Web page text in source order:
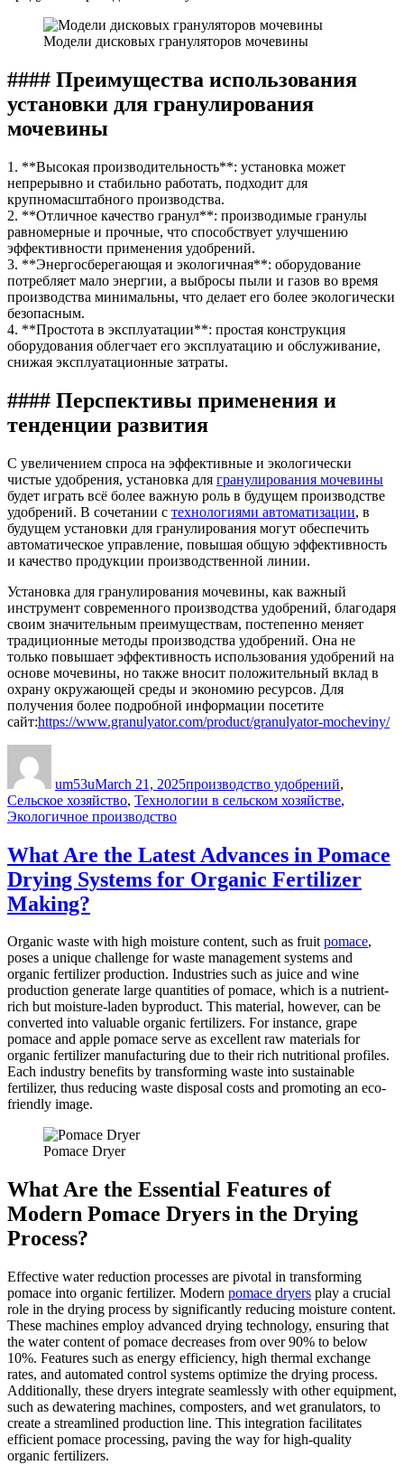
Модели дисковых грануляторов мочевины
#### Преимущества использования
установки для гранулирования
мочевины
1. **Высокая производительность**: установка может
непрерывно и стабильно работать, подходит для
крупномасштабного производства.
2. **Отличное качество гранул**: производимые гранулы
равномерные и прочные, что способствует улучшению
эффективности применения удобрений.
3. **Энергосберегающая и экологичная**: оборудование
потребляет мало энергии, а выбросы пыли и газов во время
производства минимальны, что делает его более экологически
безопасным.
4. **Простота в эксплуатации**: простая конструкция
оборудования облегчает его эксплуатацию и обслуживание,
снижая эксплуатационные затраты.
#### Перспективы применения и
тенденции развития
С увеличением спроса на эффективные и экологически
чистые удобрения, установка для гранулирования мочевины
будет играть всё более важную роль в будущем производстве
удобрений. В сочетании с технологиями автоматизации, в
будущем установки для гранулирования могут обеспечить
автоматическое управление, повышая общую эффективность
и качество продукции производственной линии.
Установка для гранулирования мочевины, как важный
инструмент современного производства удобрений, благодаря
своим значительным преимуществам, постепенно меняет
традиционные методы производства удобрений. Она не
только повышает эффективность использования удобрений на
основе мочевины, но также вносит положительный вклад в
охрану окружающей среды и экономию ресурсов. Для
получения более подробной информации посетите
сайт:https://www.granulyator.com/product/granulyator-mocheviny/
um53uMarch 21, 2025производство удобрений,
Сельское хозяйство, Технологии в сельском хозяйстве,
Экологичное производство
What Are the Latest Advances in Pomace
Drying Systems for Organic Fertilizer
Making?
Organic waste with high moisture content, such as fruitpomace,
poses a unique challenge for waste management systems and
organic fertilizer production. Industries such as juice and wine
production generate large quantities of pomace, which is a nutrient-
rich but moisture-laden byproduct. This material, however, can be
converted into valuable organic fertilizers. For instance, grape
pomace and apple pomace serve as excellent raw materials for
organic fertilizer manufacturing due to their rich nutritional profiles.
Each industry benefits by transforming waste into sustainable
fertilizer, thus reducing waste disposal costs and promoting an eco-
friendly image.
Pomace Dryer
What Are the Essential Features of
Modern Pomace Dryers in the Drying
Process?
Effective water reduction processes are pivotal in transforming
pomace into organic fertilizer. Modern pomace dryers play a crucial
role in the drying process by significantly reducing moisture content.
These machines employ advanced drying technology, ensuring that
the water content of pomace decreases from over 90% to below
10%. Features such as energy efficiency, high thermal exchange
rates, and automated control systems optimize the drying process.
Additionally, these dryers integrate seamlessly with other equipment,
such as dewatering machines, composters, and wet granulators, to
create a streamlined production line. This integration facilitates
efficient pomace processing, paving the way for high-quality
organic fertilizers.